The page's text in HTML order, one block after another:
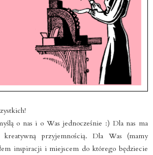
o nas i o Was jednocześnie :) Dla nas ma
przyjemnością. Dla Was (mamy
inspiracji i miejscem do którego będziecie